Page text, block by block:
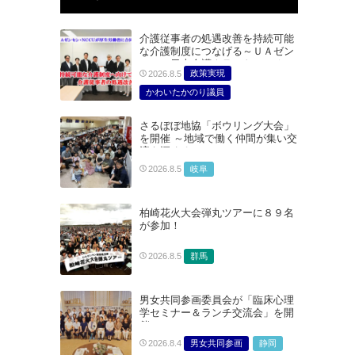
介護従事者の処遇改善を持続可能
な介護制度につなげる～ＵＡゼン
セン・日本介護クラフトユニオン
合同で厚生労働省に対する要請を
実施～
2026.8.5
政策実現
かわいたかのり議員
どうごみまきこ議員
総合サービス部門
医療・介護・福祉部会
さるぼぼ地協「ボウリング大会」
を開催 ～地域で働く仲間が集い交
流を深める～
2026.8.5 岐阜
柏崎花火大会弾丸ツアーに８９名
が参加！
2026.8.5 群馬
男女共同参画委員会が「臨床心理
学セミナー＆ランチ交流会」を開
催
2026.8.4 男女共同参画 静岡